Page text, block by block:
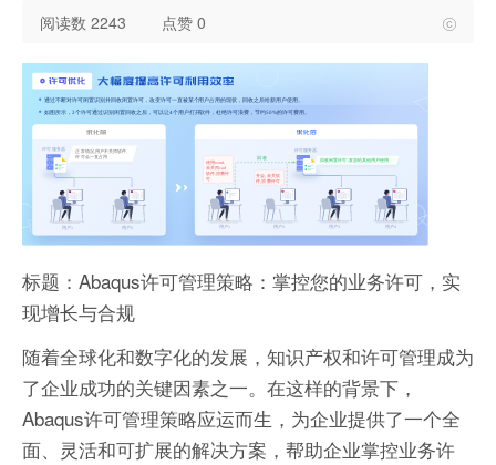
阅读数 2243 点赞 0
标题：Abaqus许可管理策略：掌控您的业务许可，实
现增长与合规
随着全球化和数字化的发展，知识产权和许可管理成为
了企业成功的关键因素之一。在这样的背景下，
Abaqus许可管理策略应运而生，为企业提供了一个全
面、灵活和可扩展的解决方案，帮助企业掌控业务许